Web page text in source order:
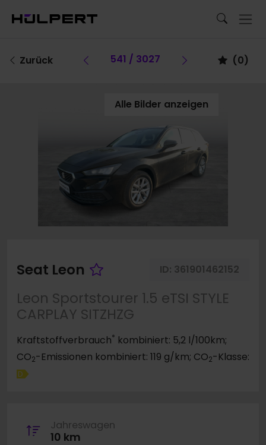
Zurück Vorheriges Fahrzeug
541 / 3027 Vorheriges
(0)
Alle Bilder anzeigen
Seat Leon Fahrzeug merken
ID: 361901462152
Leon Sportstourer 1.5 eTSI STYLE
CARPLAY SITZHZG
Kraftstoffverbrauch* kombiniert: 5,2 l/100km;
CO2-Emissionen kombiniert: 119 g/km; CO2-Klasse:
D
Jahreswagen
10 km